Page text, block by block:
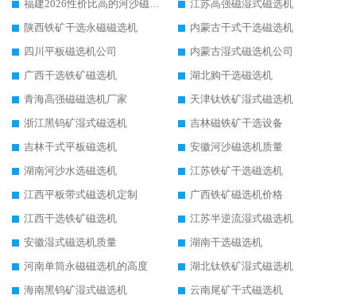
福建2026性价比高的河沙磁选机生产厂家工作原理(通俗 + 专业双版，适配产品文案/介绍使用)
江苏高强磁湿式磁选机
陕西铁矿干选永磁磁选机
内蒙古干式干选磁选机
四川平板磁选机公司
内蒙古湿式磁选机公司
广西干选铁矿磁选机
湖北购干选磁选机
青海高强磁磁选机厂家
天津钛铁矿湿式磁选机
浙江黑钨矿湿式磁选机
吉林磁铁矿干选设备
吉林干式平板磁选机
安徽河沙磁选机质量
湖南河沙水选磁选机
江苏铁矿干选磁选机
江西平板带式磁选机定制
广西铁矿磁选机价格
江西干选铁矿磁选机
江苏半逆流湿式磁选机
安徽湿式磁选机质量
湖南干选磁选机
河南单筒永磁磁选机的高度
湖北钛铁矿湿式磁选机
海南黑钨矿湿式磁选机
云南尾矿干式磁选机